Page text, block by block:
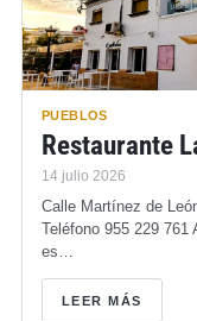
PUEBLOS
Restaurante
14 julio 2026
Calle Martínez de
Teléfono 955 229 761
es…
LEER MÁS